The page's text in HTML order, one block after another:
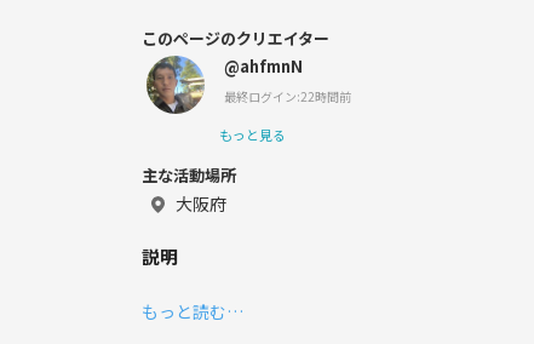
このページのクリエイター
@ahfmnN
最終ログイン:22時間前
もっと見る
主な活動場所
大阪府
説明
もっと読む…